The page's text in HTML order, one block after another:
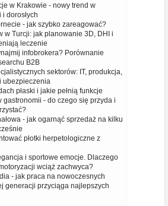
w Krakowie - nowy trend w
dorosłych
- jak szybko zareagować?
w Turcji: jak planowanie 3D, DHI i
leczenie
infobrokera? Porównanie
B2B
sektorów: IT, produkcja,
ubezpieczenia
płaski i jakie pełnią funkcje
gastronomii - do czego się przyda i
- jak ogarnąć sprzedaż na kilku
płotki herpetologiczne z
i sportowe emocje. Dlaczego
wciąż zachwyca?
- jak praca na nowoczesnych
generacji przyciąga najlepszych